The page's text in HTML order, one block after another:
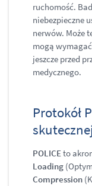
ruchomość.
niebezpieczne
nerwów. Może
mogą
jeszcze przed
medycznego.
Protokół
POLICEto
Loading
Compression